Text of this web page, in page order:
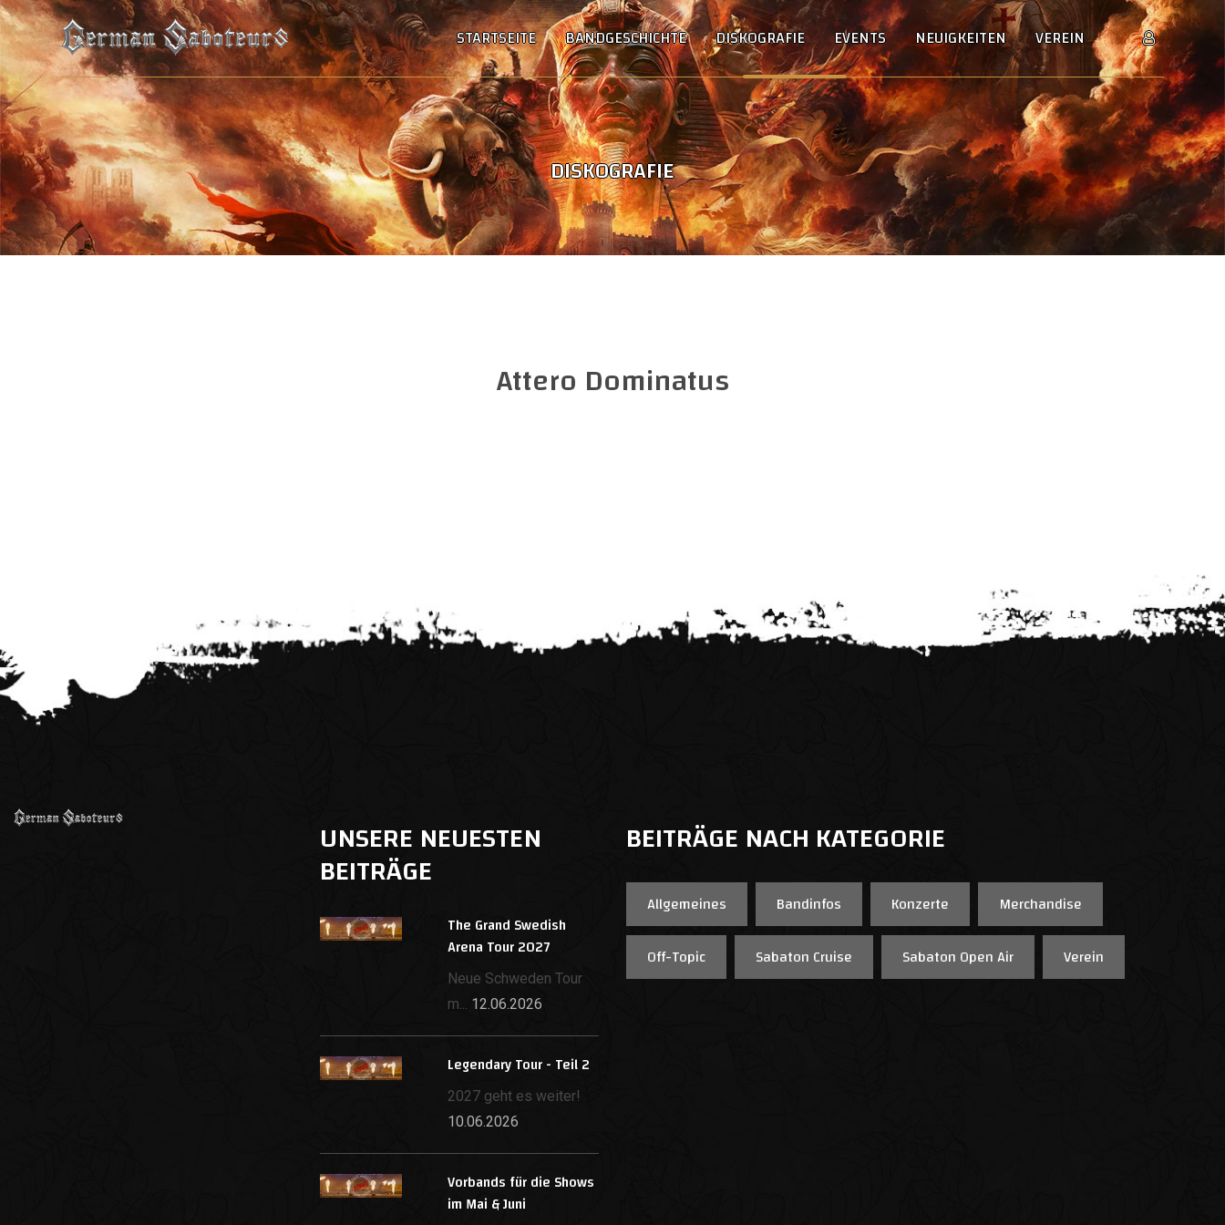
STARTSEITE BANDGESCHICHTE DISKOGRAFIE EVENTS NEUIGKEITEN VEREIN
DISKOGRAFIE
Attero Dominatus
UNSERE NEUESTEN
BEITRÄGE
The Grand Swedish
Arena Tour 2027
Neue Schweden Tour
m... 12.06.2026
Legendary Tour - Teil 2
2027 geht es weiter!
10.06.2026
Vorbands für die Shows
im Mai & Juni
BEITRÄGE NACH KATEGORIE
Allgemeines Bandinfos Konzerte
Merchandise
Off-Topic
Sabaton Cruise Sabaton Open Air Verein